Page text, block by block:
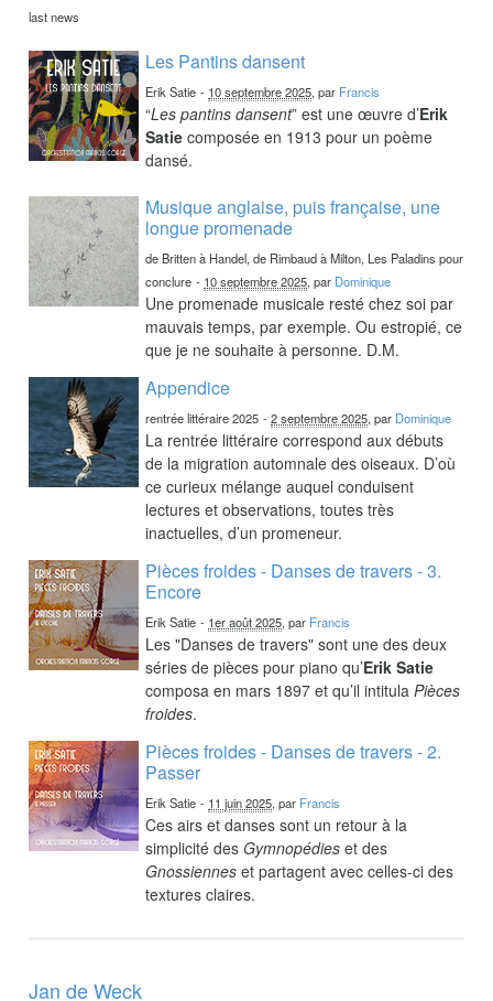
last news
Les Pantins dansent
Erik Satie - 10 septembre 2025, par Francis
“Les pantins dansent” est une œuvre d’Erik
Satie composée en 1913 pour un poème
dansé.
Musique anglaise, puis française, une
longue promenade
de Britten à Handel, de Rimbaud à Milton, Les Paladins pour
conclure - 10 septembre 2025, par Dominique
Une promenade musicale resté chez soi par
mauvais temps, par exemple. Ou estropié, ce
que je ne souhaite à personne. D.M.
Appendice
rentrée littéraire 2025 -2 septembre 2025, par Dominique
La rentrée littéraire correspond aux débuts
de la migration automnale des oiseaux. D’où
ce curieux mélange auquel conduisent
lectures et observations, toutes très
inactuelles, d’un promeneur.
Pièces froides - Danses de travers - 3.
Encore
Erik Satie - 1er août 2025, par Francis
Les "Danses de travers" sont une des deux
séries de pièces pour piano qu’Erik Satie
composa en mars 1897 et qu’il intitulaPièces
froides.
Pièces froides - Danses de travers - 2.
Passer
Erik Satie - 11 juin 2025, par Francis
Ces airs et danses sont un retour à la
simplicité desGymnopédies et des
Gnossiennes et partagent avec celles-ci des
textures claires.
Jan de Weck